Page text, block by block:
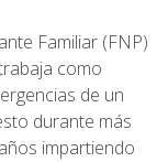
Familiar (FNP)
como
de un
durante más
impartiendo